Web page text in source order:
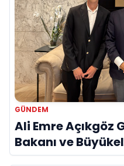
GÜNDEM
Ali Emre Açıkgöz
Bakanı ve
Bir Araya Geldi